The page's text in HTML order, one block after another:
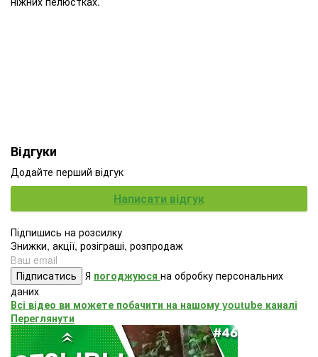
Відгуки
Додайте перший відгук
Написати відгук
Підпишись на розсилку
Знижки, акції, розіграші, розпродаж
Підписатись Я погоджуюся на обробку персональних
даних
Всі відео ви можете побачити на нашому youtube каналі
Переглянути